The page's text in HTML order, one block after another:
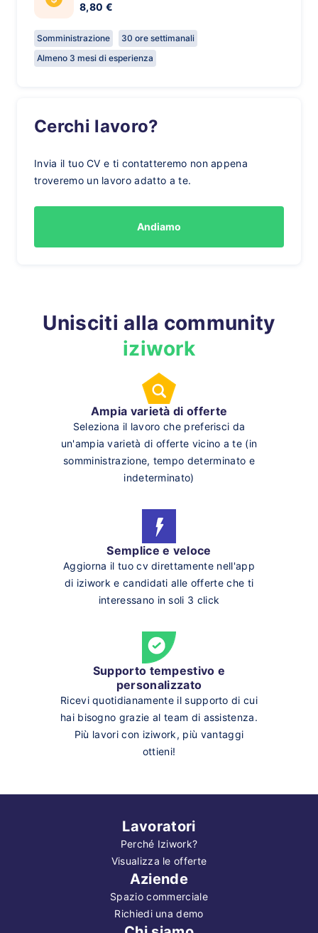
8,80 €
Somministrazione
30 ore settimanali
Almeno 3 mesi di esperienza
Cerchi lavoro?
Invia il tuo CV e ti contatteremo non appena
troveremo un lavoro adatto a te.
Andiamo
Unisciti alla community
iziwork
Ampia varietà di offerte
Seleziona il lavoro che preferisci da
un'ampia varietà di offerte vicino a te (in
somministrazione, tempo determinato e
indeterminato)
Semplice e veloce
Aggiorna il tuo cv direttamente nell'app
di iziwork e candidati alle offerte che ti
interessano in soli 3 click
Supporto tempestivo e
personalizzato
Ricevi quotidianamente il supporto di cui
hai bisogno grazie al team di assistenza.
Più lavori con iziwork, più vantaggi
ottieni!
Lavoratori
Perché Iziwork?
Visualizza le offerte
Aziende
Spazio commerciale
Richiedi una demo